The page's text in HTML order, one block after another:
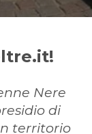
Nere
di
territorio